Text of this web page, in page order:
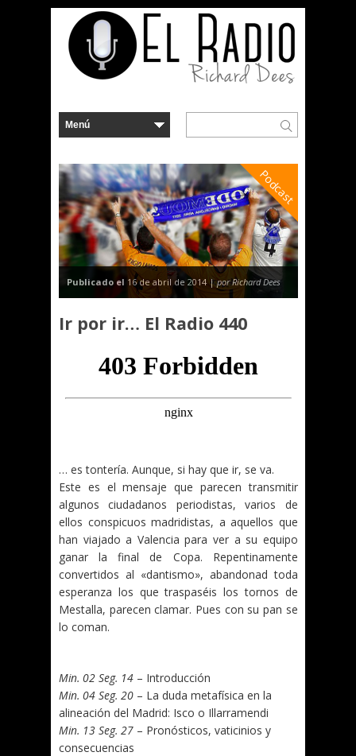
Podcast
Publicado el 16 de abril de 2014 |por Richard Dees
Ir por ir… El Radio 440
… es tontería. Aunque, si hay que ir, se va.
Este es el mensaje que parecen transmitir
algunos ciudadanos periodistas, varios de
ellos conspicuos madridistas, a aquellos que
han viajado a Valencia para ver a su equipo
ganar la final de Copa. Repentinamente
convertidos al «dantismo», abandonad toda
esperanza los que traspaséis los tornos de
Mestalla, parecen clamar. Pues con su pan se
lo coman.
Min. 02 Seg. 14 – Introducción
Min. 04 Seg. 20 – La duda metafísica en la
alineación del Madrid: Isco o Illarramendi
Min. 13 Seg. 27 – Pronósticos, vaticinios y
consecuencias